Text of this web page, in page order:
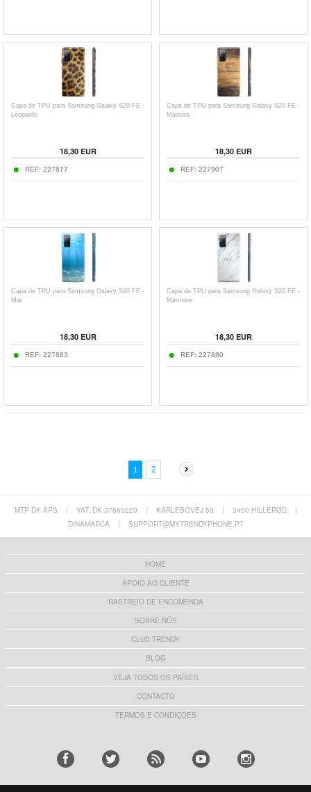
Capa de TPU para Samsung Galaxy S20 FE -
Leopardo
18,30EUR
REF: 227877
Capa de TPU para Samsung Galaxy S20 FE -
Madeira
18,30EUR
REF: 227907
Capa de TPU para Samsung Galaxy S20 FE -
Mar
18,30EUR
REF: 227883
Capa de TPU para Samsung Galaxy S20 FE -
Mármore
18,30EUR
REF: 227880
1 2
MTP DK APS | VAT: DK 37860220 | KARLEBOVEJ 59 | 3400 HILLERØD
|
DINAMARCA
| SUPPORT@MYTRENDYPHONE.PT
HOME
APOIO AO CLIENTE
RASTREIO DE ENCOMENDA
SOBRE NÓS
CLUB TRENDY
BLOG
VEJA TODOS OS PAÍSES
CONTACTO
TERMOS E CONDIÇÕES